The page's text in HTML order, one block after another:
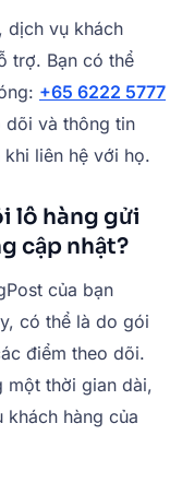
dịch vụ khách
trợ. Bạn có thể
+65 6222 5777
dõi và thông tin
liên hệ với họ.
lô hàng gửi
cập nhật?
của bạn
có thể là do gói
điểm theo dõi.
một thời gian dài,
khách hàng của